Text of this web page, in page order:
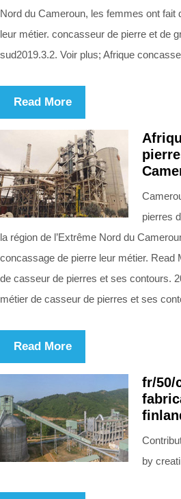
Nord du Cameroun, les femmes ont fait
leur métier. concasseur de pierre et de
sud2019.3.2. Voir plus; Afrique
Read More
pierres
la région de l’Extrême Nord du
concassage de pierre leur métier. Read
de casseur de pierres et ses contours.
métier de casseur de pierres et ses
Read More
fr/50/
by